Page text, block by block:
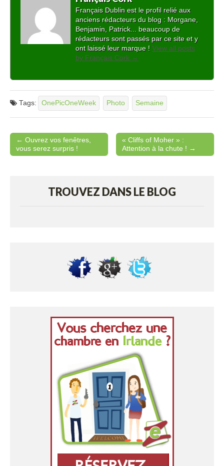
Français Dublin est le profil relié aux
anciens rédacteurs du blog : Morgane,
Benjamin, Patrick... beaucoup de
rédacteurs sont passés par ce site et y
ont laissé leur marque ! View all posts
by Français Cork →
Tags: OnePicOneWeek Photo Semaine
Post navigation
← Ouvrez vos fenêtres,
vous serez surpris !
« Cliffs of Moher » :
Attention à la chute ! →
TROUVEZ DANS LE BLOG